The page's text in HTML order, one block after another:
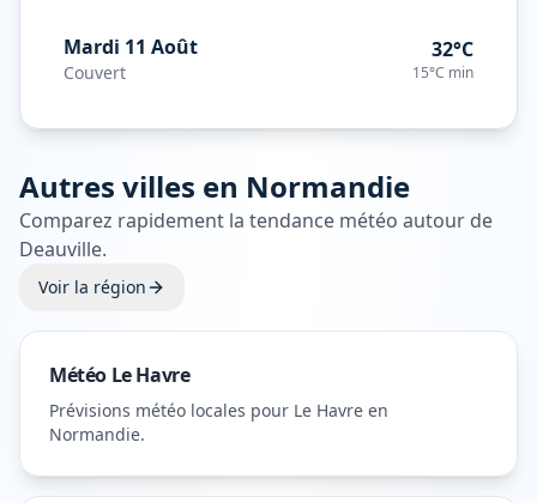
Mardi 11 Août
Couvert
32°C
15°C min
Autres villes en Normandie
Comparez rapidement la tendance météo autour de
Deauville.
Voir la région
Météo Le Havre
Prévisions météo locales pour Le Havre en
Normandie.